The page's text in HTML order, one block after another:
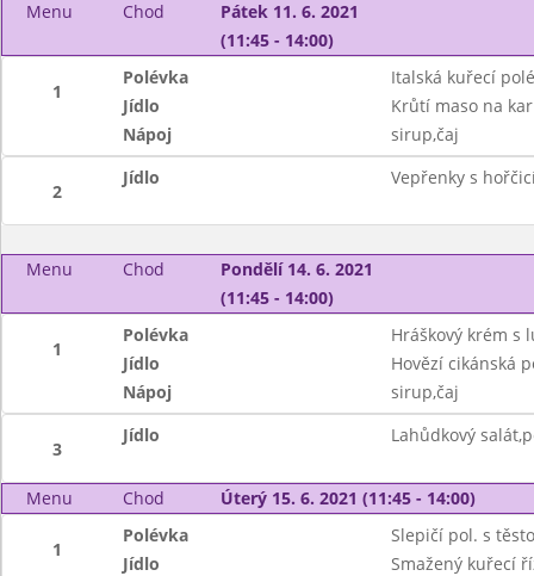
Menu Chod
Pátek 11. 6. 2021
(11:45 - 14:00)
1
Polévka
Italská kuřecí
Jídlo
Krůtí maso na
Nápoj
sirup,čaj
2
Jídlo Vepřenky s
Menu Chod
Pondělí 14. 6. 2021
(11:45 - 14:00)
1
Polévka
Hráškový krém s
Jídlo
Hovězí cikánská
Nápoj
sirup,čaj
3
Jídlo Lahůdkový
Menu Chod Úterý 15. 6. 2021 (11:45 - 14:00)
1
Polévka
Slepičí pol. s
Jídlo
Smažený kuřecí